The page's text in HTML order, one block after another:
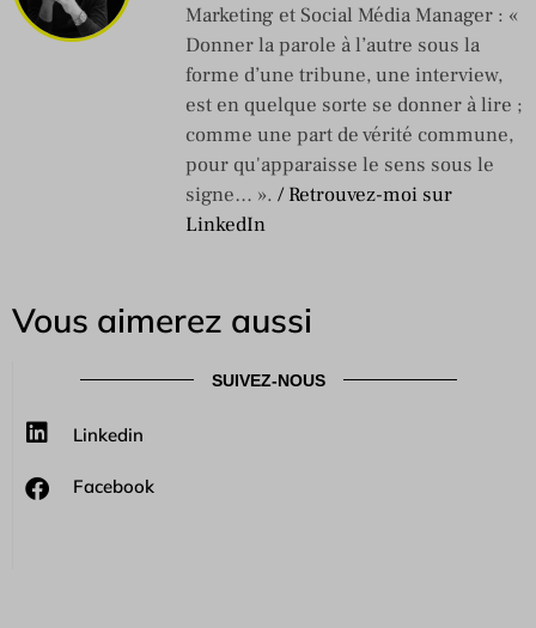
Marketing et Social Média Manager : «
Donner la parole à l’autre sous la
forme d’une tribune, une interview,
est en quelque sorte se donner à lire ;
comme une part de vérité commune,
pour qu'apparaisse le sens sous le
signe… ». / Retrouvez-moi sur
LinkedIn
Vous aimerez aussi
SUIVEZ-NOUS
Linkedin
Facebook